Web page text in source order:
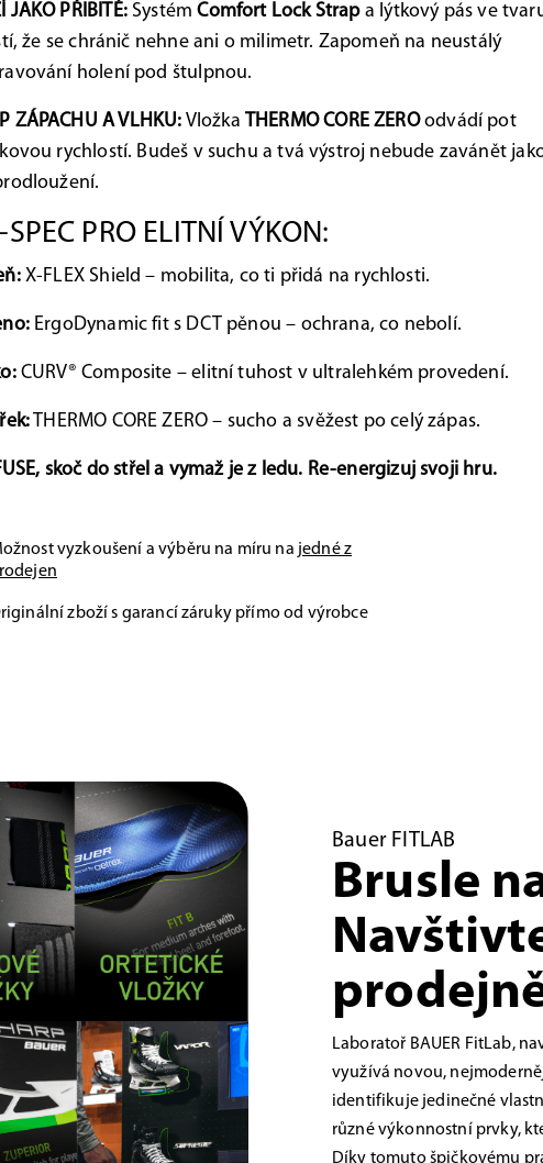
JAKO PŘIBITÉ:SystémComfort Lock Strapa lýtkový pás ve
že se chránič nehne ani o milimetr. Zapomeň na neustálý
holení pod štulpnou.
ZÁPACHU A VLHKU: Vložka THERMO CORE ZEROodvádí pot
rychlostí. Budeš v suchu a tvá výstroj nebude zavánět
SPEC PRO ELITNÍ VÝKON:
X-FLEX Shield – mobilita, co ti přidá na rychlosti.
ErgoDynamic fit s DCT pěnou – ochrana, co nebolí.
CURV® Composite – elitní tuhost v ultralehkém provedení.
THERMO CORE ZERO – sucho a svěžest po celý zápas.
skoč do střel a vymaž je z ledu. Re-energizuj svoji hru.
vyzkoušení a výběru na míru na jedné z
zboží s garancí záruky přímo od výrobce
Bauer FITLAB
Brusle
Laboratoř BAUER FitLab,
využívá novou,
identifikuje jedinečné
různé výkonnostní prvky,
Díky tomuto špičkovému